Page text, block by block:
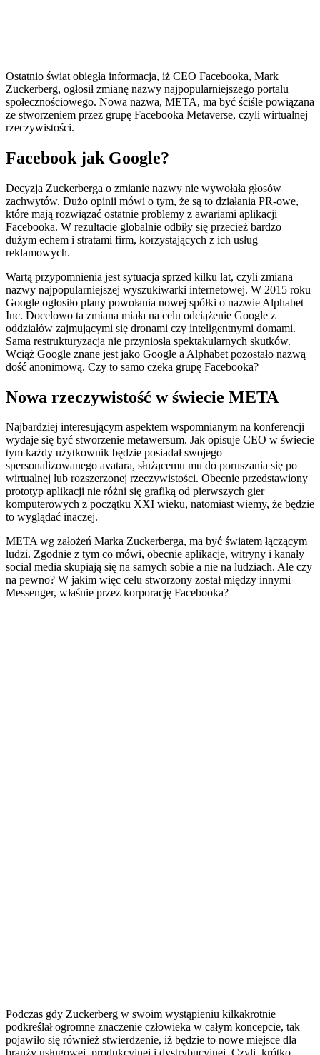
Ostatnio świat obiegła informacja, iż CEO Facebooka, Mark
Zuckerberg, ogłosił zmianę nazwy najpopularniejszego portalu
społecznościowego. Nowa nazwa, META, ma być ściśle powiązana
ze stworzeniem przez grupę Facebooka Metaverse, czyli wirtualnej
rzeczywistości.
Facebook jak Google?
Decyzja Zuckerberga o zmianie nazwy nie wywołała głosów
zachwytów. Dużo opinii mówi o tym, że są to działania PR-owe,
które mają rozwiązać ostatnie problemy z awariami aplikacji
Facebooka. W rezultacie globalnie odbiły się przecież bardzo
dużym echem i stratami firm, korzystających z ich usług
reklamowych.
Wartą przypomnienia jest sytuacja sprzed kilku lat, czyli zmiana
nazwy najpopularniejszej wyszukiwarki internetowej. W 2015 roku
Google ogłosiło plany powołania nowej spółki o nazwie Alphabet
Inc. Docelowo ta zmiana miała na celu odciążenie Google z
oddziałów zajmującymi się dronami czy inteligentnymi domami.
Sama restrukturyzacja nie przyniosła spektakularnych skutków.
Wciąż Google znane jest jako Google a Alphabet pozostało nazwą
dość anonimową. Czy to samo czeka grupę Facebooka?
Nowa rzeczywistość w świecie META
Najbardziej interesującym aspektem wspomnianym na konferencji
wydaje się być stworzenie metawersum. Jak opisuje CEO w świecie
tym każdy użytkownik będzie posiadał swojego
spersonalizowanego avatara, służącemu mu do poruszania się po
wirtualnej lub rozszerzonej rzeczywistości. Obecnie przedstawiony
prototyp aplikacji nie różni się grafiką od pierwszych gier
komputerowych z początku XXI wieku, natomiast wiemy, że będzie
to wyglądać inaczej.
META wg założeń Marka Zuckerberga, ma być światem łączącym
ludzi. Zgodnie z tym co mówi, obecnie aplikacje, witryny i kanały
social media skupiają się na samych sobie a nie na ludziach. Ale czy
na pewno? W jakim więc celu stworzony został między innymi
Messenger, właśnie przez korporację Facebooka?
Podczas gdy Zuckerberg w swoim wystąpieniu kilkakrotnie
podkreślał ogromne znaczenie człowieka w całym koncepcie, tak
pojawiło się również stwierdzenie, iż będzie to nowe miejsce dla